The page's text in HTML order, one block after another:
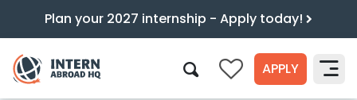
Plan your 2027 internship - Apply today!
0 APPLY